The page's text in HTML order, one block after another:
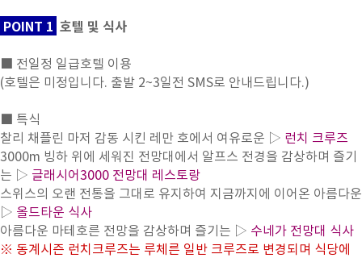
POINT 1 호텔 및 식사
■ 전일정 일급호텔 이용
(호텔은 미정입니다. 출발 2~3일전 SMS로 안내드립니다.)
■ 특식
찰리 채플린 마저 감동 시킨 레만 호에서 여유로운 ▷ 런치 크루즈
3000m 빙하 위에 세워진 전망대에서 알프스 전경을 감상하며 즐기
는 ▷ 글래시어3000 전망대 레스토랑
스위스의 오랜 전통을 그대로 유지하여 지금까지에 이어온 아름다운
▷ 올드타운 식사
아름다운 마테호른 전망을 감상하며 즐기는 ▷ 수네가 전망대 식사
※ 동계시즌 런치크루즈는 루체른 일반 크루즈로 변경되며 식당에